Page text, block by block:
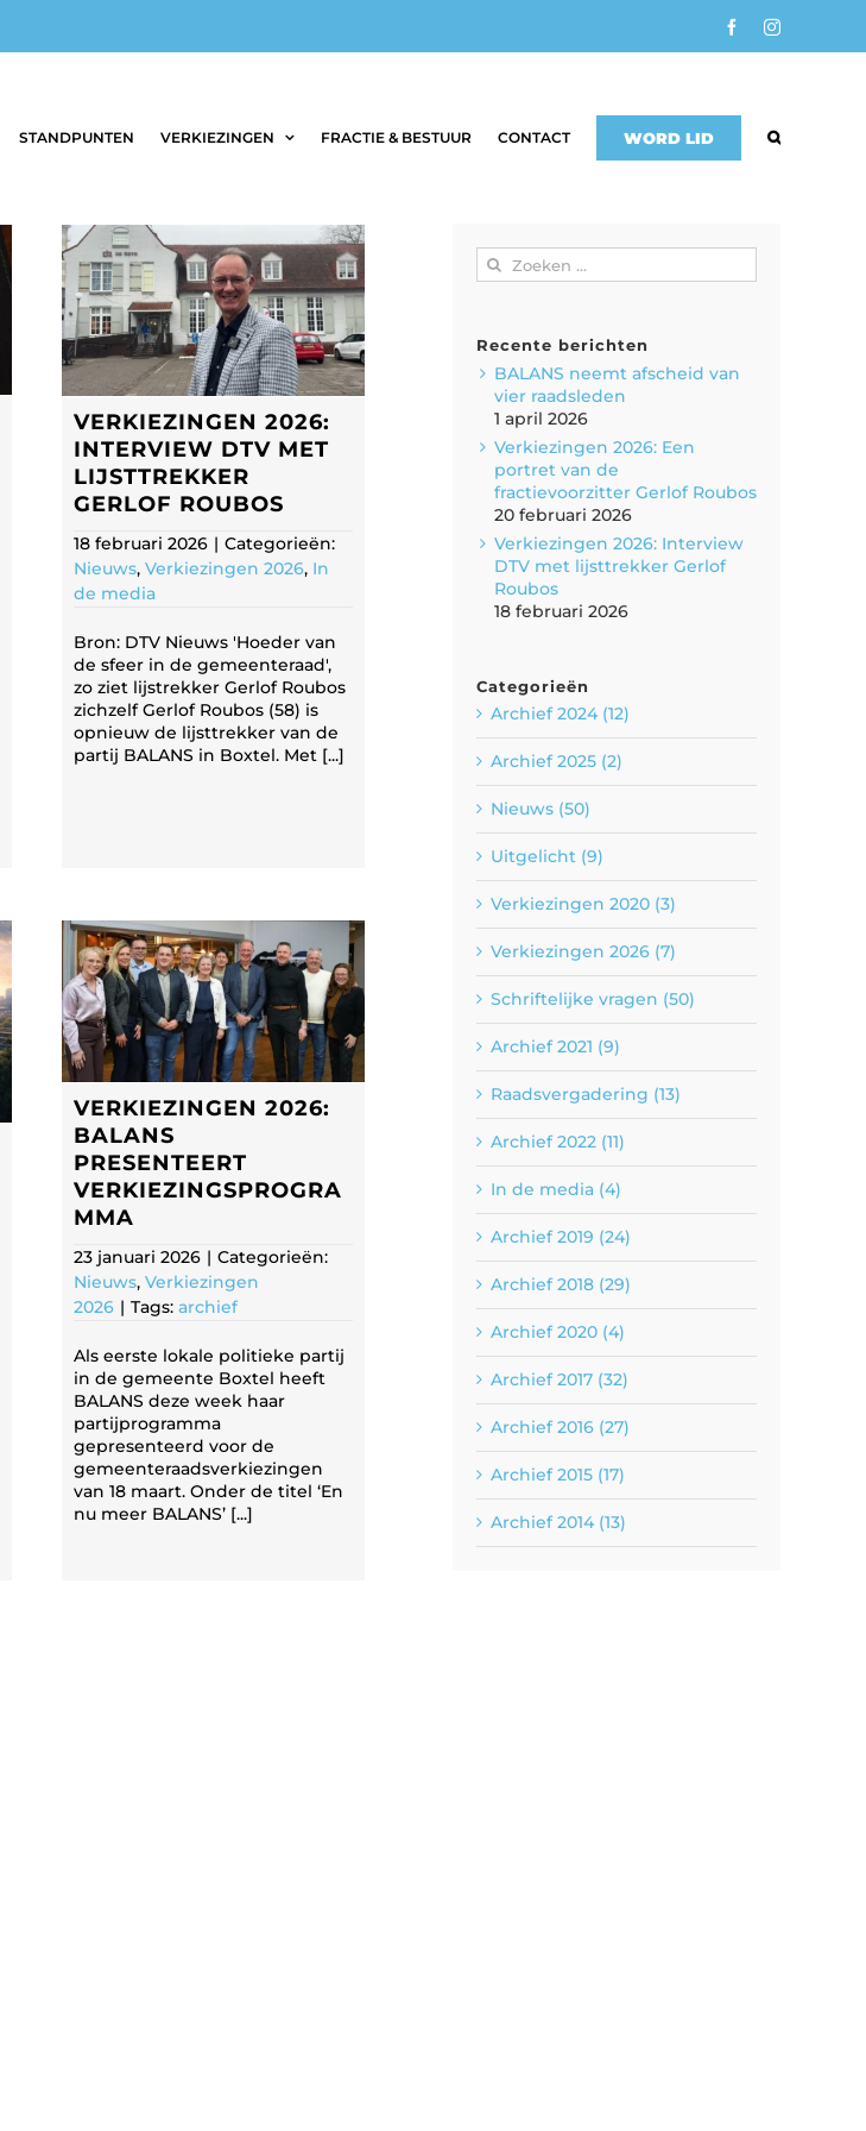
FacebookInstagram
STANDPUNTEN VERKIEZINGEN FRACTIE & BESTUUR CONTACT WORD LID
VERKIEZINGEN 2026:
INTERVIEW DTV MET
LIJSTTREKKER
GERLOF ROUBOS
18 februari 2026 | Categorieën:
Nieuws, Verkiezingen 2026, In
de media
Bron: DTV Nieuws 'Hoeder van
de sfeer in de gemeenteraad',
zo ziet lijstrekker Gerlof Roubos
zichzelf Gerlof Roubos (58) is
opnieuw de lijsttrekker van de
partij BALANS in Boxtel. Met [...]
VERKIEZINGEN 2026:
BALANS
PRESENTEERT
VERKIEZINGSPROGRA
MMA
23 januari 2026 | Categorieën:
Nieuws, Verkiezingen
2026 | Tags: archief
Als eerste lokale politieke partij
in de gemeente Boxtel heeft
BALANS deze week haar
partijprogramma
gepresenteerd voor de
gemeenteraadsverkiezingen
van 18 maart. Onder de titel ‘En
nu meer BALANS’ [...]
Zoeken
naar:
Recente berichten
BALANS neemt afscheid van
vier raadsleden
1 april 2026
Verkiezingen 2026: Een
portret van de
fractievoorzitter Gerlof Roubos
20 februari 2026
Verkiezingen 2026: Interview
DTV met lijsttrekker Gerlof
Roubos
18 februari 2026
Categorieën
Archief 2024 (12)
Archief 2025 (2)
Nieuws (50)
Uitgelicht (9)
Verkiezingen 2020 (3)
Verkiezingen 2026 (7)
Schriftelijke vragen (50)
Archief 2021 (9)
Raadsvergadering (13)
Archief 2022 (11)
In de media (4)
Archief 2019 (24)
Archief 2018 (29)
Archief 2020 (4)
Archief 2017 (32)
Archief 2016 (27)
Archief 2015 (17)
Archief 2014 (13)